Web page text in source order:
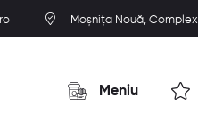
Moșnița Nouă,
Meniu